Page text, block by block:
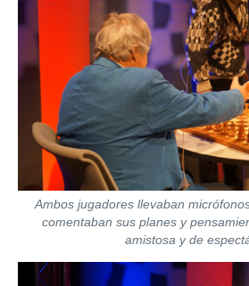
Ambos jugadores llevaban
comentaban sus planes y
amistosa y de